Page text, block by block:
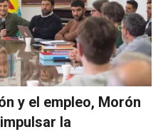
y el empleo, Morón
la